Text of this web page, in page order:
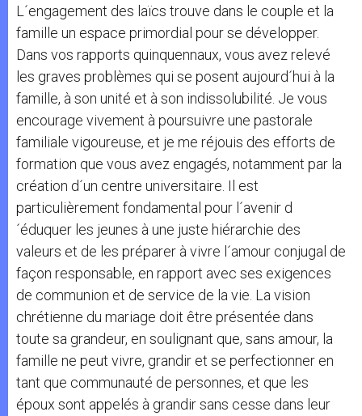
L´engagement des laïcs trouve dans le couple et la
famille un espace primordial pour se développer.
Dans vos rapports quinquennaux, vous avez relevé
les graves problèmes qui se posent aujourd´hui à la
famille, à son unité et à son indissolubilité. Je vous
encourage vivement à poursuivre une pastorale
familiale vigoureuse, et je me réjouis des efforts de
formation que vous avez engagés, notamment par la
création d´un centre universitaire. Il est
particulièrement fondamental pour l´avenir d
´éduquer les jeunes à une juste hiérarchie des
valeurs et de les préparer à vivre l´amour conjugal de
façon responsable, en rapport avec ses exigences
de communion et de service de la vie. La vision
chrétienne du mariage doit être présentée dans
toute sa grandeur, en soulignant que, sans amour, la
famille ne peut vivre, grandir et se perfectionner en
tant que communauté de personnes, et que les
époux sont appelés à grandir sans cesse dans leur